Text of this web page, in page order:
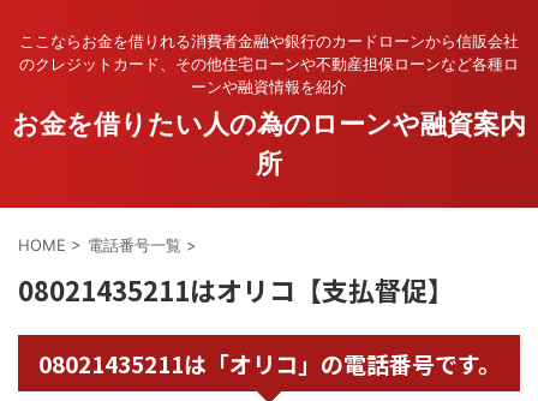
ここならお金を借りれる消費者金融や銀行のカードローンから信販会社
のクレジットカード、その他住宅ローンや不動産担保ローンなど各種ロ
ーンや融資情報を紹介
お金を借りたい人の為のローンや融資案内
所
HOME > 電話番号一覧 >
08021435211はオリコ【支払督促】
08021435211は「オリコ」の電話番号です。